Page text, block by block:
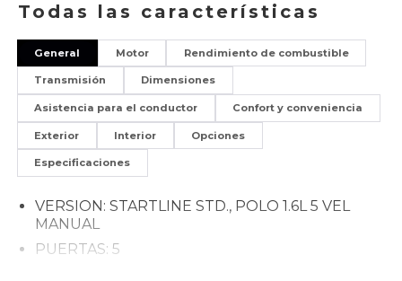
Todas las características
General Motor Rendimiento de combustible
Transmisión Dimensiones
Asistencia para el conductor Confort y conveniencia
Exterior Interior Opciones
Especificaciones
VERSION: STARTLINE STD., POLO 1.6L 5 VEL
MANUAL
PUERTAS: 5